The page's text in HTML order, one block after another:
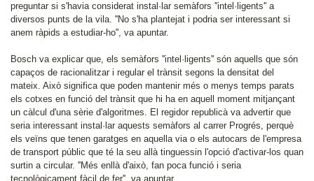
preguntar si s'havia considerat instal·lar semàfors ''intel·ligents'' a
diversos punts de la vila. ''No s'ha plantejat i podria ser interessant si
anem ràpids a estudiar-ho'', va apuntar.
Bosch va explicar que, els semàfors ''intel·ligents'' són aquells que són
capaços de racionalitzar i regular el trànsit segons la densitat del
mateix. Això significa que poden mantenir més o menys temps parats
els cotxes en funció del trànsit que hi ha en aquell moment mitjançant
un càlcul d'una sèrie d'algoritmes. El regidor republicà va advertir que
seria interessant instal·lar aquests semàfors al carrer Progrés, perquè
els veïns que tenen garatges en aquella via o els autocars de l'empresa
de transport públic que té la seu allà tinguessin l'opció d'activar-los quan
surtin a circular. ''Més enllà d'això, fan poca funció i seria
tecnològicament fàcil de fer'', va apuntar.